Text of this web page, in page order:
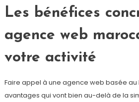
Les bénéfices
agence web
votre activité
Faire appel à une agence web basée au
avantages qui vont bien au-delà de la